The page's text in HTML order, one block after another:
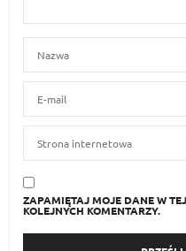
ZAPAMIĘTAJ MOJE DANE W
KOLEJNYCH KOMENTARZY.